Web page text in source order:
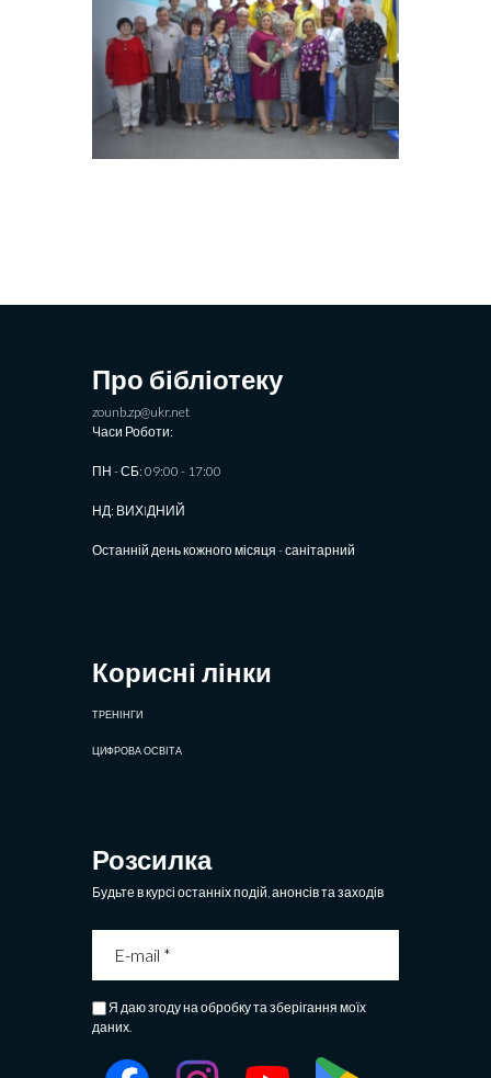
Про бібліотеку
zounb.zp@ukr.net
Часи Роботи:
ПН - СБ: 09:00 - 17:00
НД: ВИХIДНИЙ
Останній день кожного місяця - санітарний
Корисні лінки
ТРЕНІНГИ
ЦИФРОВА ОСВІТА
Розсилка
Будьте в курсі останніх подій, анонсів та заходів
Я даю згоду на обробку та зберігання моїх
даних.